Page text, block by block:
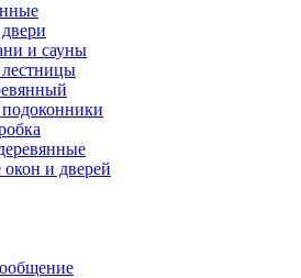
и сауны
окон и дверей